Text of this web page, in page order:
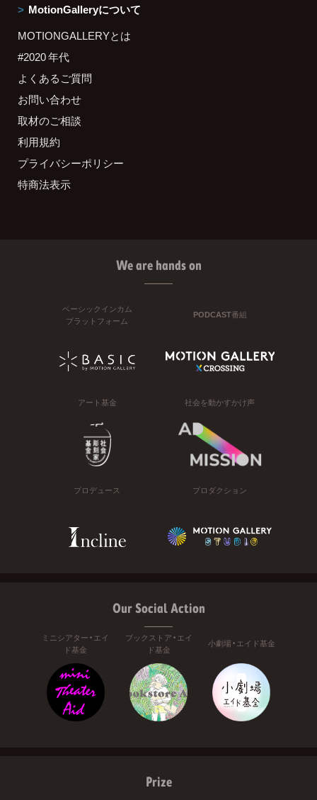
MotionGalleryについて
MOTIONGALLERYとは
#2020 年代
よくあるご質問
お問い合わせ
取材のご相談
利用規約
プライバシーポリシー
特商法表示
We are hands on
ベーシックインカム
プラットフォーム
PODCAST番組
アート基金 社会を動かすかけ声
プロデュース プロダクション
Our Social Action
ミニシアター・エイ
ド基金
ブックストア・エイ
ド基金
小劇場・エイド基金
Prize